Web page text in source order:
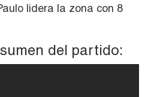
lidera la zona con 8
del partido: